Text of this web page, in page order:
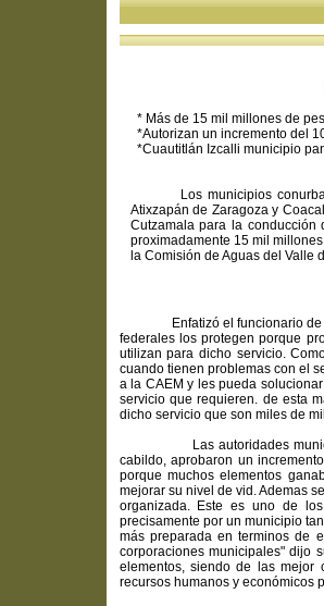
* Más de 15 mil millones de
*Autorizan un incremento del
*Cuautitlán Izcalli municipio
Los municipios conurbados
Atixzapán de Zaragoza y
Cutzamala para la
proximadamente 15 mil
la Comisión de Aguas del Valle
Enfatizó el funcionario de la
federales los protegen porque
utilizan para dicho servicio.
cuando tienen problemas con el
a la CAEM y les pueda
servicio que requieren. de esta
dicho servicio que son miles de
Las autoridades
cabildo, aprobaron un
porque muchos elementos
mejorar su nivel de vid. Ademas
organizada. Este es uno de
precisamente por un municipio
más preparada en terminos de
corporaciones municipales" dijo
elementos, siendo de las
recursos humanos y económicos